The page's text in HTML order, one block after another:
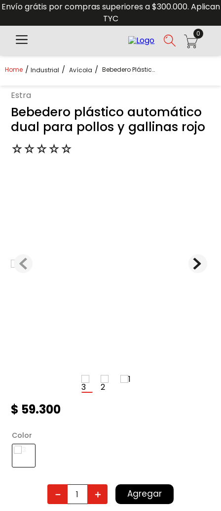
Envío grátis por compras superiores a $300.000. Aplican
TYC
0
Industrial Avícola Bebedero Plástico Automático Dual Para Pollos Y Gallinas Rojo
estra
Bebedero plástico automático
dual para pollos y gallinas rojo
☆☆☆☆☆
$ 59.300
Color
＋
－ Agregar